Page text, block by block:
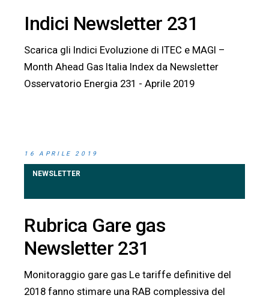
Indici Newsletter 231
Scarica gli Indici Evoluzione di ITEC e MAGI –
Month Ahead Gas Italia Index da Newsletter
Osservatorio Energia 231 - Aprile 2019
16 APRILE 2019
NEWSLETTER
Rubrica Gare gas
Newsletter 231
Monitoraggio gare gas Le tariffe definitive del
2018 fanno stimare una RAB complessiva del